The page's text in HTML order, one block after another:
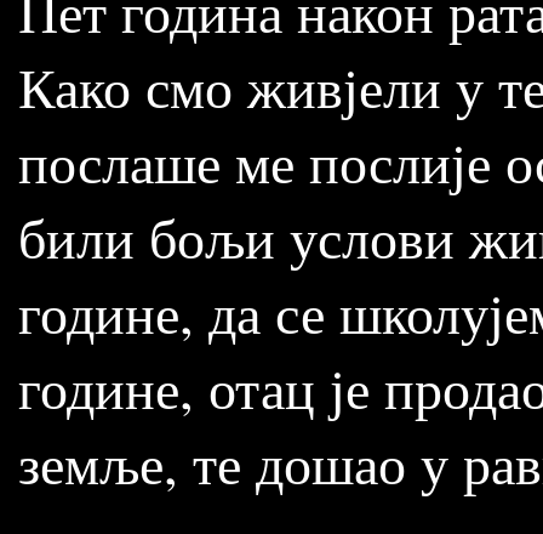
Како смо живјели у
послаше ме послије
били бољи услови
године, да се
године, отац је
земље, те дошао у